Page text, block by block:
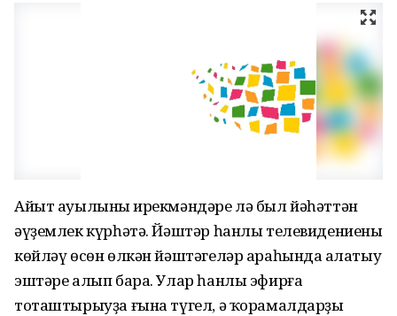
Айыт ауылының ирекмәндәре лә был йәһәттән
әүҙемлек күрһәтә. Йәштәр һанлы телевидениены
көйләү өсөн өлкән йәштәгеләр араһында аңлатыу
эштәре алып бара. Улар һанлы эфирға
тоташтырыуҙа ғына түгел, ә ҡорамалдарҙы